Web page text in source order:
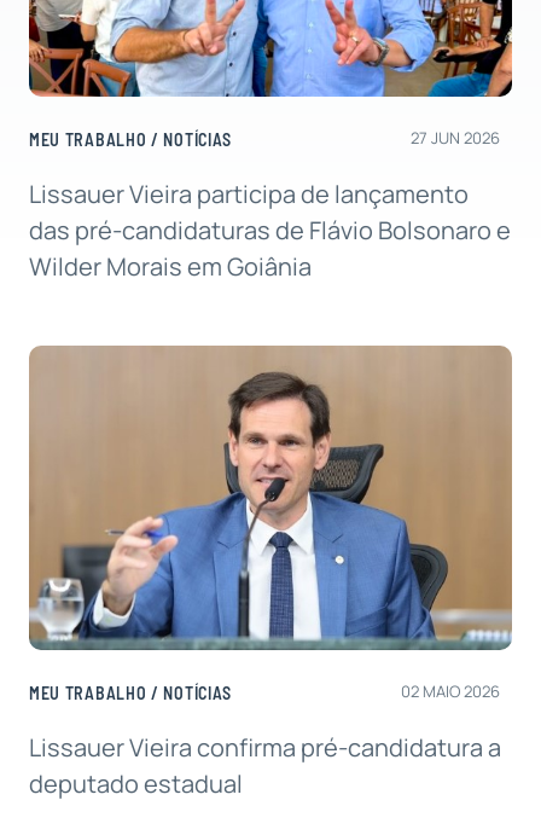
MEU TRABALHO /NOTÍCIAS 27 JUN 2026
Lissauer Vieira participa de lançamento
das pré-candidaturas de Flávio Bolsonaro e
Wilder Morais em Goiânia
MEU TRABALHO /NOTÍCIAS 02 MAIO 2026
Lissauer Vieira confirma pré-candidatura a
deputado estadual